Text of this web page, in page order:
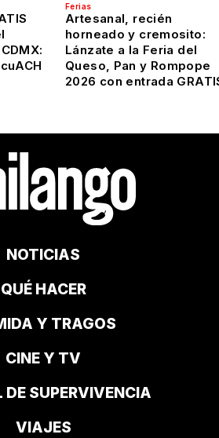
Ferias
Artesanal, recién
horneado y cremosito:
Lánzate a la Feria del
Queso, Pan y Rompope
2026 con entrada
NOTICIAS
QUÉ HACER
Y TRAGOS
CINE Y TV
SUPERVIVENCIA
VIAJES